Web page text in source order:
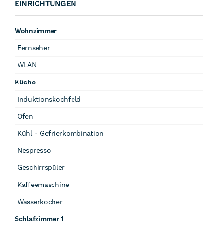
EINRICHTUNGEN
Wohnzimmer
Fernseher
WLAN
Küche
Induktionskochfeld
Ofen
Kühl - Gefrierkombination
Nespresso
Geschirrspüler
Kaffeemaschine
Wasserkocher
Schlafzimmer 1